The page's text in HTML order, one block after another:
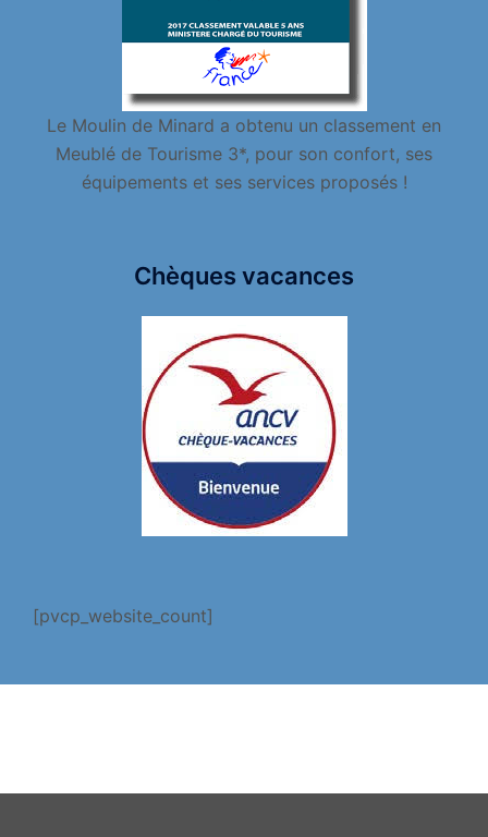
Le Moulin de Minard a obtenu un classement en
Meublé de Tourisme 3*, pour son confort, ses
équipements et ses services proposés !
Chèques vacances
[pvcp_website_count]